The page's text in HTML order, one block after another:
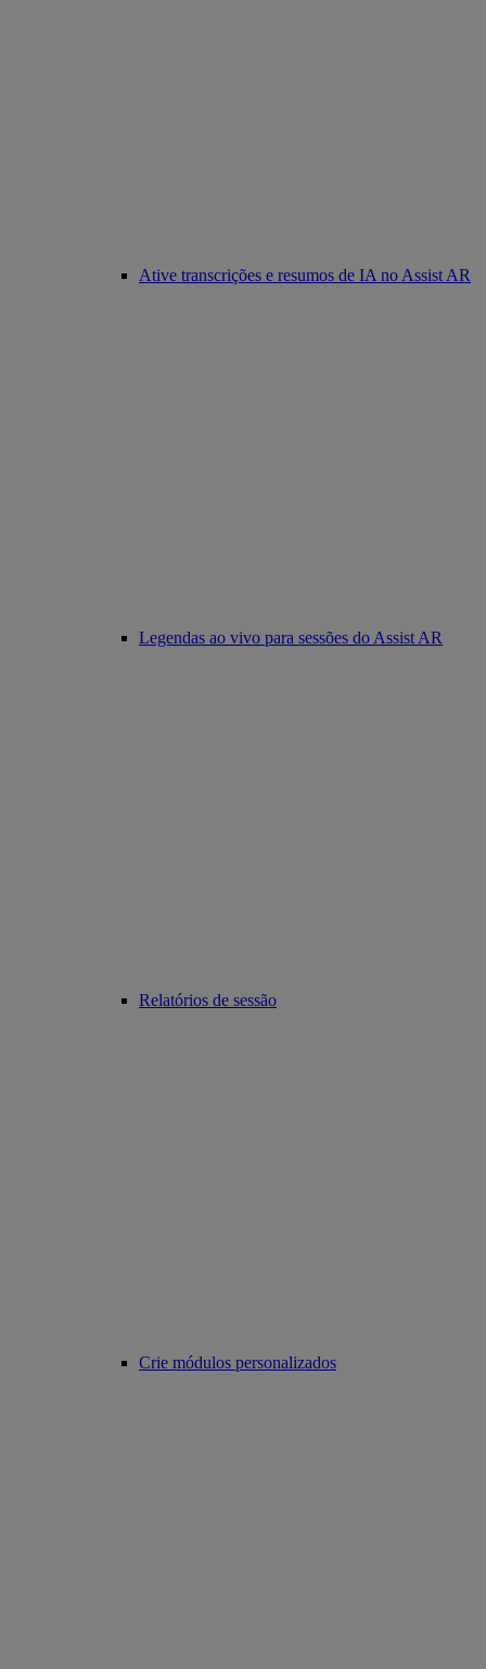
Ative transcrições e resumos de IA no Assist AR
Legendas ao vivo para sessões do Assist AR
Relatórios de sessão
Crie módulos personalizados